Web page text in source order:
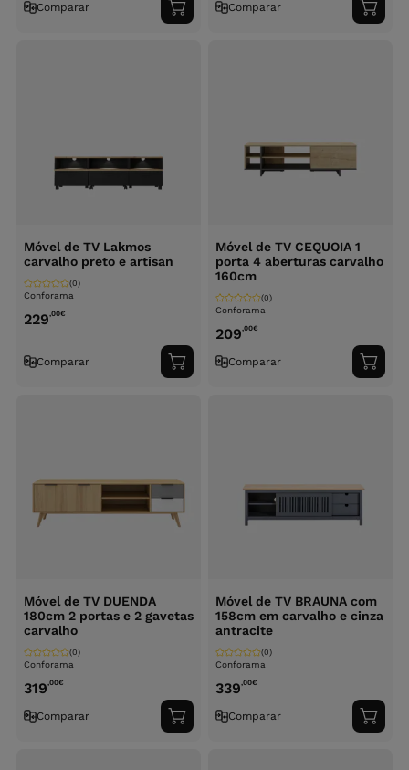
Comparar
Adicionar
ao
Comparar
ao
Móvel de TV Lakmos
carvalho preto e artisan
Conforama
(0)
229,00€
Comparar
Adicionar
ao
Móvel de TV CEQUOIA 1
porta 4 aberturas carvalho
160cm
Conforama
(0)
209,00€
Comparar
ao
Móvel de TV DUENDA
180cm 2 portas e 2 gavetas
carvalho
Conforama
(0)
319,00€
Comparar
Adicionar
ao
Móvel de TV BRAUNA com
158cm em carvalho e cinza
antracite
Conforama
(0)
339,00€
Comparar
ao